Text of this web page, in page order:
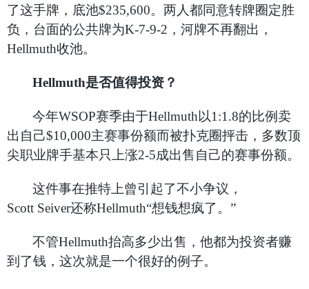
了这手牌，底池$235,600。两人都同意转牌圈定胜
负，台面的公共牌为K-7-9-2，河牌不再翻出，
Hellmuth收池。
Hellmuth是否值得投资？
今年WSOP赛季由于Hellmuth以1:1.8的比例卖
出自己$10,000主赛事份额而被扑克圈抨击，多数顶
尖职业牌手基本只上涨2-5成出售自己的赛事份额。
这件事在推特上曾引起了不小争议，
Scott Seiver还称Hellmuth“想钱想疯了。”
不管Hellmuth抬高多少出售，他都为投资者赚
到了钱，这次就是一个很好的例子。